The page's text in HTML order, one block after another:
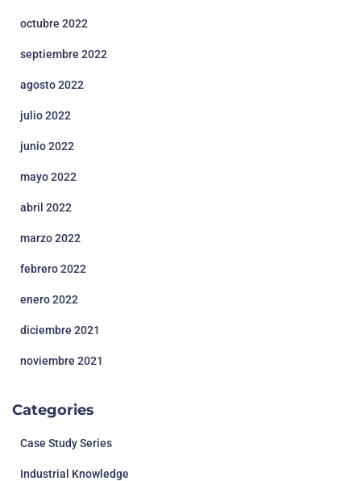
octubre 2022
septiembre 2022
agosto 2022
julio 2022
junio 2022
mayo 2022
abril 2022
marzo 2022
febrero 2022
enero 2022
diciembre 2021
noviembre 2021
Categories
Case Study Series
Industrial Knowledge